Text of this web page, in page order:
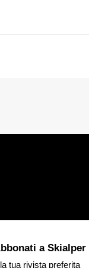
a Skialper
la tua rivista preferita